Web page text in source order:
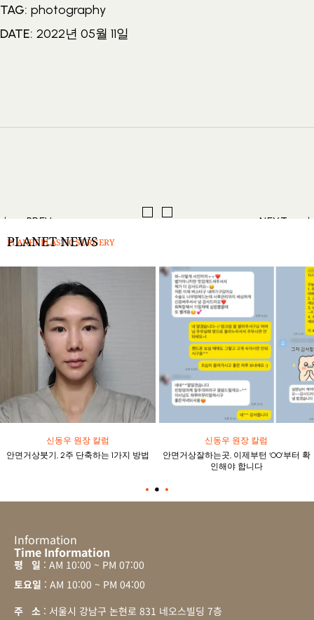
TAG: photography
DATE: 2022년 05월 11일
PREV NEXT
PLANET PLASTIC SURGERY
PLANET NEWS
신동우 원장 칼럼
안면거상붓기, 2주 단축하는 1가지 방법
신동우 원장 칼럼
안면거상잘하는곳, 이제부턴 ‘OO’부터 확
인해야 합니다
Information
Time Information
평 일 : AM 10:00 ~ PM 07:00
토요일 : AM 10:00 ~ PM 04:00
주 소 : 서울시 강남구 논현로 831 네오스빌딩 7층